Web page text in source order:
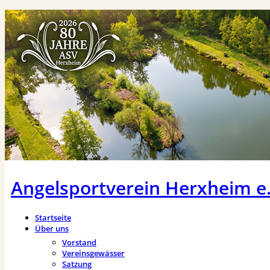
Angelsportverein Herxheim
Startseite
Über uns
Vorstand
Vereinsgewässer
Satzung